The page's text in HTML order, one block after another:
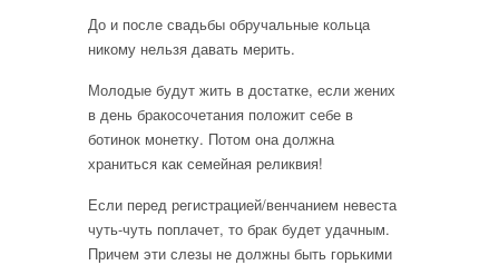
До и после свадьбы обручальные кольца
никому нельзя давать мерить.
Молодые будут жить в достатке, если жених
в день бракосочетания положит себе в
ботинок монетку. Потом она должна
храниться как семейная реликвия!
Если перед регистрацией/венчанием невеста
чуть-чуть поплачет, то брак будет удачным.
Причем эти слезы не должны быть горькими